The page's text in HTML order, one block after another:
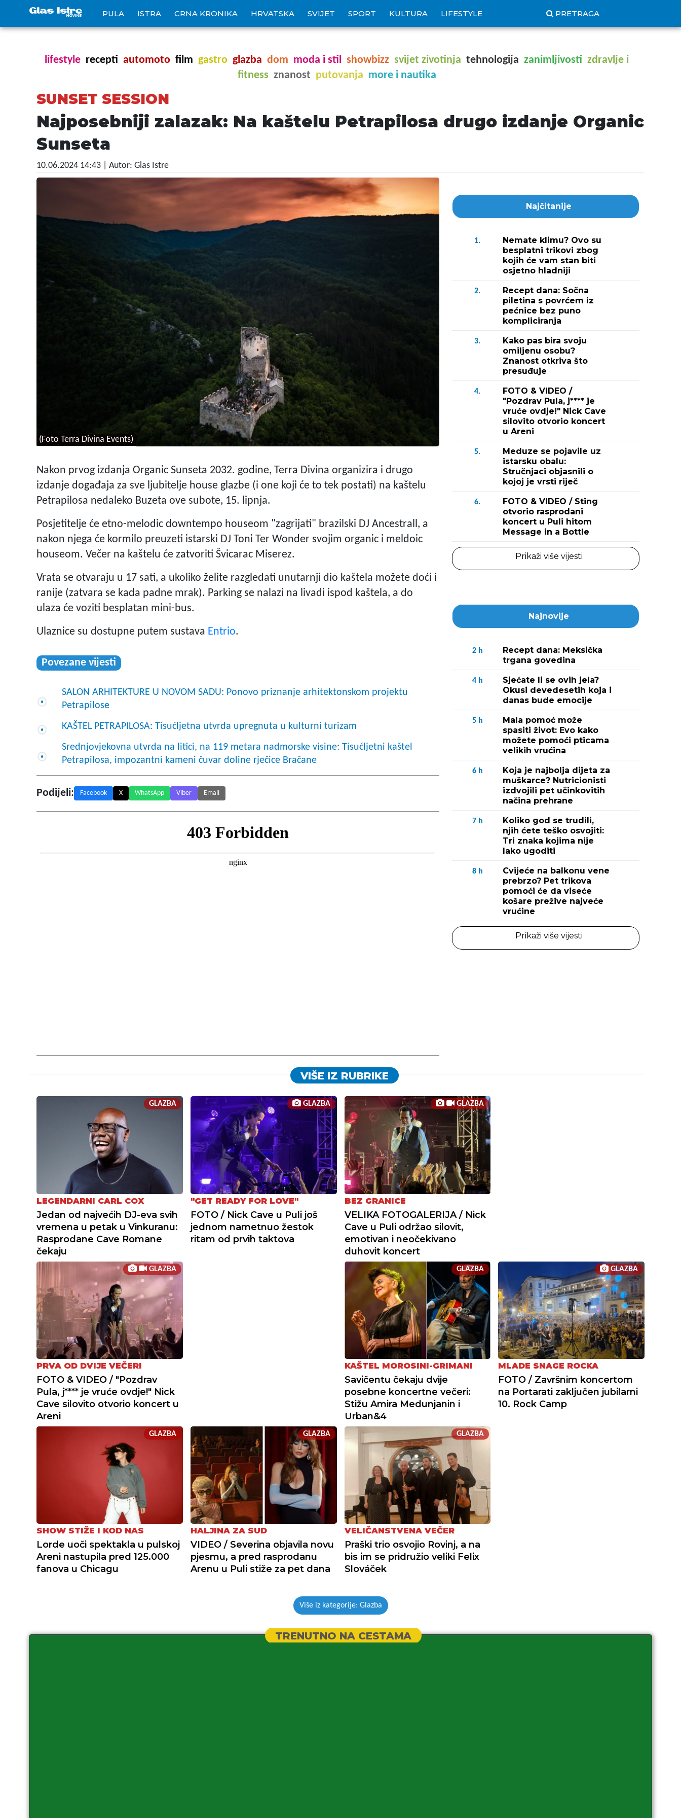
PULA ISTRA CRNA KRONIKA HRVATSKA SVIJET SPORT KULTURA LIFESTYLE PRETRAGA
lifestyle recepti automoto film gastro glazba dom moda i stil showbizz svijet zivotinja tehnologija zanimljivosti zdravlje i
fitness znanost putovanja more i nautika
SUNSET SESSION
Najposebniji zalazak: Na kaštelu Petrapilosa drugo izdanje Organic
Sunseta
10.06.2024 14:43 | Autor: Glas Istre
(Foto Terra Divina Events)
Nakon prvog izdanja Organic Sunseta 2032. godine, Terra Divina organizira i drugo
izdanje događaja za sve ljubitelje house glazbe (i one koji će to tek postati) na kaštelu
Petrapilosa nedaleko Buzeta ove subote, 15. lipnja.
Posjetitelje će etno-melodic downtempo houseom "zagrijati" brazilski DJ Ancestrall, a
nakon njega će kormilo preuzeti istarski DJ Toni Ter Wonder svojim organic i meldoic
houseom. Večer na kaštelu će zatvoriti Švicarac Miserez.
Vrata se otvaraju u 17 sati, a ukoliko želite razgledati unutarnji dio kaštela možete doći i
ranije (zatvara se kada padne mrak). Parking se nalazi na livadi ispod kaštela, a do
ulaza će voziti besplatan mini-bus.
Ulaznice su dostupne putem sustava Entrio.
Povezane vijesti
SALON ARHITEKTURE U NOVOM SADU: Ponovo priznanje arhitektonskom projektu
Petrapilose
KAŠTEL PETRAPILOSA: Tisućljetna utvrda upregnuta u kulturni turizam
Srednjovjekovna utvrda na litici, na 119 metara nadmorske visine: Tisućljetni kaštel
Petrapilosa, impozantni kameni čuvar doline rječice Bračane
Podijeli: Facebook X WhatsApp Viber Email
Najčitanije
1.
Nemate klimu? Ovo su
besplatni trikovi zbog
kojih će vam stan biti
osjetno hladniji
2.
Recept dana: Sočna
piletina s povrćem iz
pećnice bez puno
kompliciranja
3.
Kako pas bira svoju
omiljenu osobu?
Znanost otkriva što
presuđuje
4.
FOTO & VIDEO /
"Pozdrav Pula, j**** je
vruće ovdje!" Nick Cave
silovito otvorio koncert
u Areni
5.
Meduze se pojavile uz
istarsku obalu:
Stručnjaci objasnili o
kojoj je vrsti riječ
6.
FOTO & VIDEO / Sting
otvorio rasprodani
koncert u Puli hitom
Message in a Bottle
Prikaži više vijesti
Najnovije
2 h
Recept dana: Meksička
trgana govedina
4 h
Sjećate li se ovih jela?
Okusi devedesetih koja i
danas bude emocije
5 h
Mala pomoć može
spasiti život: Evo kako
možete pomoći pticama
velikih vrućina
6 h
Koja je najbolja dijeta za
muškarce? Nutricionisti
izdvojili pet učinkovitih
načina prehrane
7 h
Koliko god se trudili,
njih ćete teško osvojiti:
Tri znaka kojima nije
lako ugoditi
8 h
Cvijeće na balkonu vene
prebrzo? Pet trikova
pomoći će da viseće
košare prežive najveće
vrućine
Prikaži više vijesti
VIŠE IZ RUBRIKE
GLAZBA
LEGENDARNI CARL COX
Jedan od najvećih DJ-eva svih
vremena u petak u Vinkuranu:
Rasprodane Cave Romane
čekaju
GLAZBA
"GET READY FOR LOVE"
FOTO / Nick Cave u Puli još
jednom nametnuo žestok
ritam od prvih taktova
GLAZBA
BEZ GRANICE
VELIKA FOTOGALERIJA / Nick
Cave u Puli održao silovit,
emotivan i neočekivano
duhovit koncert
GLAZBA
PRVA OD DVIJE VEČERI
FOTO & VIDEO / "Pozdrav
Pula, j**** je vruće ovdje!" Nick
Cave silovito otvorio koncert u
Areni
GLAZBA
KAŠTEL MOROSINI-GRIMANI
Savičentu čekaju dvije
posebne koncertne večeri:
Stižu Amira Medunjanin i
Urban&4
GLAZBA
MLADE SNAGE ROCKA
FOTO / Završnim koncertom
na Portarati zaključen jubilarni
10. Rock Camp
GLAZBA
SHOW STIŽE I KOD NAS
Lorde uoči spektakla u pulskoj
Areni nastupila pred 125.000
fanova u Chicagu
GLAZBA
HALJINA ZA SUD
VIDEO / Severina objavila novu
pjesmu, a pred rasprodanu
Arenu u Puli stiže za pet dana
GLAZBA
VELIČANSTVENA VEČER
Praški trio osvojio Rovinj, a na
bis im se pridružio veliki Felix
Slováček
Više iz kategorije: Glazba
TRENUTNO NA CESTAMA